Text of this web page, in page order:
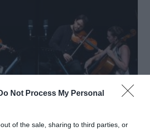
Not Process My Personal
of the sale, sharing to third parties, or